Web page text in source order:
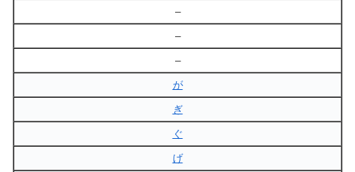
–
–
–
が
ぎ
ぐ
げ